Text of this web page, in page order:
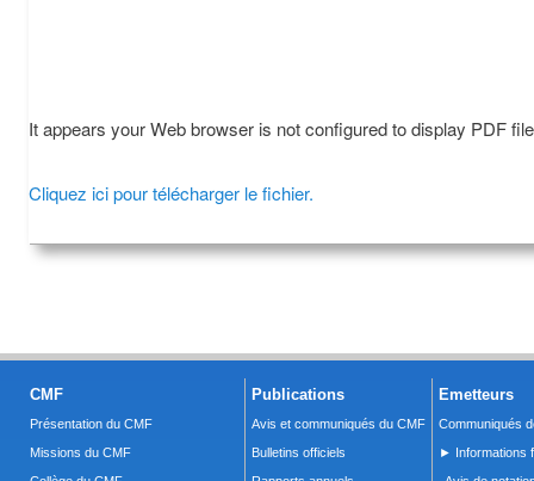
It appears your Web browser is not configured to display PDF
Cliquez ici pour télécharger le fichier.
CMF
Présentation du CMF
Missions du CMF
Publications
Avis et communiqués du CMF
Bulletins officiels
Emetteurs
Communiqués
► Informations